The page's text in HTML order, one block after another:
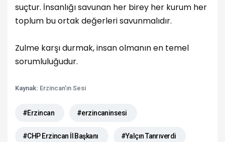
suçtur. İnsanlığı savunan her birey her kurum her
toplum bu ortak değerleri savunmalıdır.
Zulme karşı durmak, insan olmanın en temel
sorumluluğudur.
Kaynak: Erzincan'ın Sesi
#Erzincan #erzincaninsesi
#CHP Erzincan İl Başkanı #Yalçın Tanrıverdi